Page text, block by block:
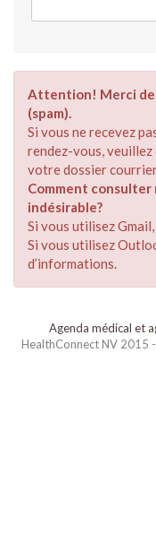
Attention! Merci de
(spam).
Si vous ne recevez
rendez-vous,
votre dossier
Comment consulter
indésirable?
Si vous utilisez Gmail,
Si vous utilisez
d’informations.
Agenda médical et
HealthConnect NV 2015